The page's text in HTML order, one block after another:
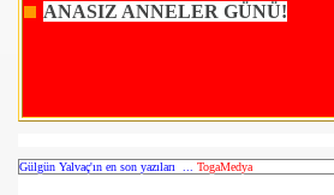
ANASIZ ANNELER GÜNÜ!
Gülgün Yalvaç'ın en son yazıları ... TogaMedya